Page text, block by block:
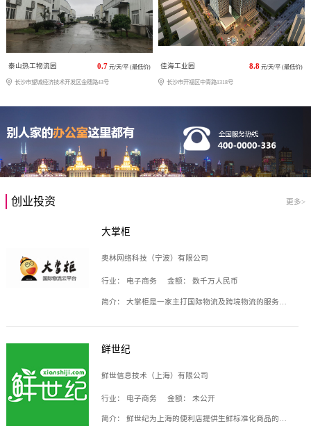
泰山热工物流园 0.7 元/天/平 (最低价)
长沙市望城经济技术开发区金穗路43号
佳海工业园 8.8 元/天/平 (最低价)
长沙市开福区中青路1318号
创业投资 更多>
大掌柜
奥林网络科技（宁波）有限公司
行业： 电子商务 金额： 数千万人民币
简介： 大掌柜是一家主打国际物流及跨境物流的服务云平台，致力于帮助全球国际物流企业在互联网上建立自己的平台，核心产品包括运价通、生意通、业务通、订舱通、招财通等，奥林网络科技（宁波）有限公司旗下产品。
鲜世纪
鲜世信息技术（上海）有限公司
行业： 电子商务 金额： 未公开
简介： 鲜世纪为上海的便利店提供生鲜标准化商品的供应链服务，帮商家解决生鲜采购、运营问题，帮助商家销售。平台提供的商品覆盖果蔬肉类、常温与低温奶制品、冷冻食品、零食饮料、粮油副食、居家洗护等多个品类，上架SKU3000余个。公司建立了近万平方米的仓储场地和物流配送体系，为合作商家提供快速配送服务。